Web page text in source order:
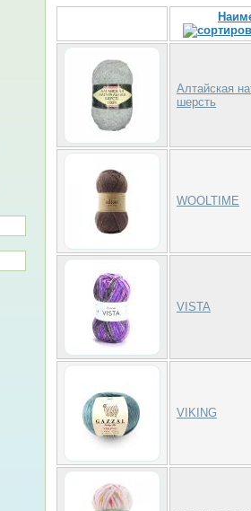
Алтайская
шерсть
WOOLTIME
VISTA
VIKING